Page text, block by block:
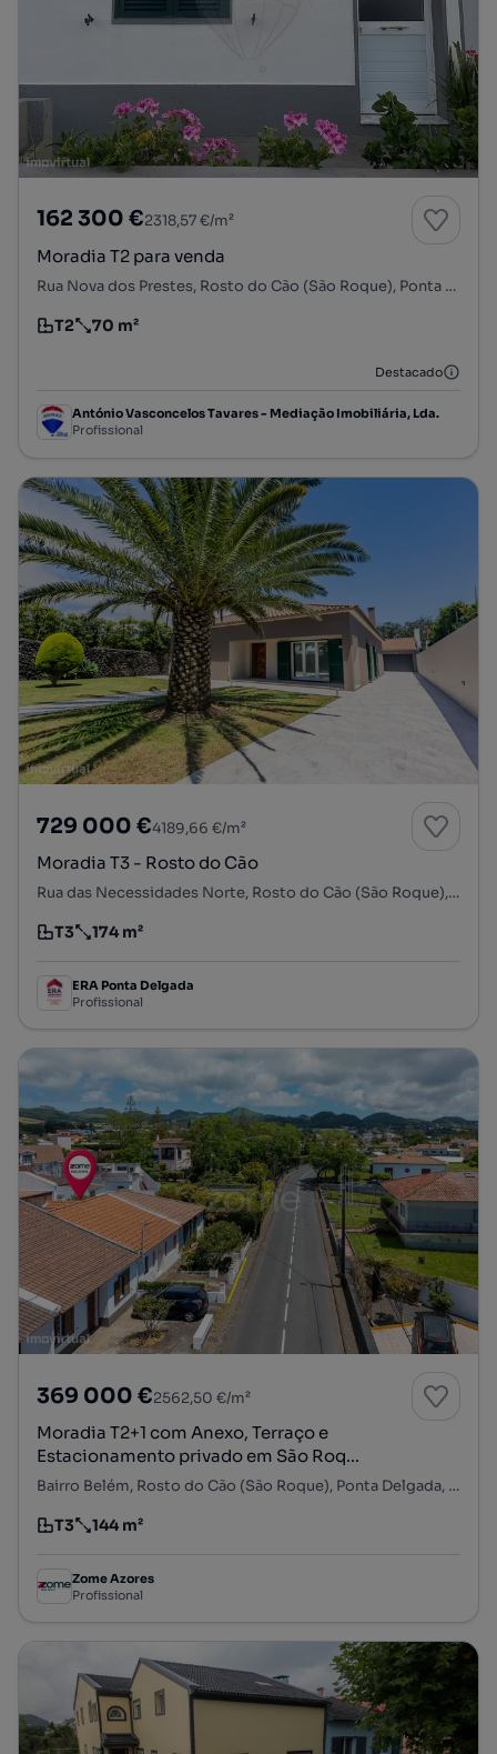
162 300 €2318,57 €/m²
Moradia T2 para venda
Rua Nova dos Prestes, Rosto do Cão (São Roque), Ponta Delgada, Ilha de São Miguel
Tipologia
T2
Preço por metro quadrado
70 m²
Destacado
António Vasconcelos Tavares - Mediação Imobiliária, Lda.
Profissional
729 000 €4189,66 €/m²
Moradia T3 - Rosto do Cão
Rua das Necessidades Norte, Rosto do Cão (São Roque), Ponta Delgada, Ilha de São Miguel
Tipologia
T3
Preço por metro quadrado
174 m²
ERA Ponta Delgada
Profissional
369 000 €2562,50 €/m²
Moradia T2+1 com Anexo, Terraço e
Estacionamento privado em São Roq...
Bairro Belém, Rosto do Cão (São Roque), Ponta Delgada, Ilha de São Miguel
Tipologia
T3
Preço por metro quadrado
144 m²
Zome Azores
Profissional